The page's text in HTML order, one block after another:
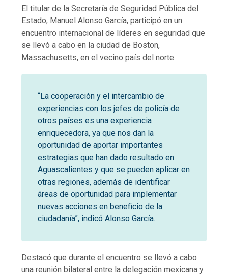
El titular de la Secretaría de Seguridad Pública del
Estado, Manuel Alonso García, participó en un
encuentro internacional de líderes en seguridad que
se llevó a cabo en la ciudad de Boston,
Massachusetts, en el vecino país del norte.
“La cooperación y el intercambio de
experiencias con los jefes de policía de
otros países es una experiencia
enriquecedora, ya que nos dan la
oportunidad de aportar importantes
estrategias que han dado resultado en
Aguascalientes y que se pueden aplicar en
otras regiones, además de identificar
áreas de oportunidad para implementar
nuevas acciones en beneficio de la
ciudadanía”, indicó Alonso García.
Destacó que durante el encuentro se llevó a cabo
una reunión bilateral entre la delegación mexicana y